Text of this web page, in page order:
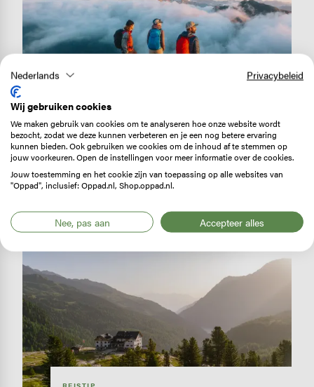
REISVERHAAL
Huttentocht: Trekking dei
Laghetti
De meest zuidelijke provincie van
Zwitserland, Ticino, is het decor van een…
Image
Nederlands Privacybeleid
Wij gebruiken cookies
We maken gebruik van cookies om te analyseren hoe onze website wordt
bezocht, zodat we deze kunnen verbeteren en je een nog betere ervaring
kunnen bieden. Ook gebruiken we cookies om de inhoud af te stemmen op
jouw voorkeuren. Open de instellingen voor meer informatie over de cookies.
Jouw toestemming en het cookie zijn van toepassing op alle websites van
"Oppad", inclusief: Oppad.nl, Shop.oppad.nl.
Nee, pas aan Accepteer alles